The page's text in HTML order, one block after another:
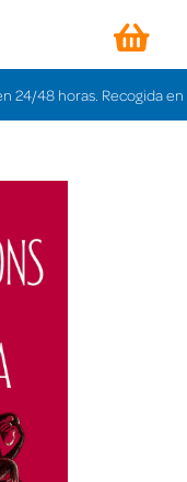
horas. Recogida en